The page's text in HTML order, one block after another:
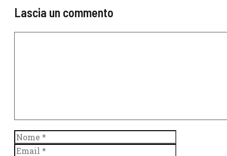
Lascia un commento
Nome
Email